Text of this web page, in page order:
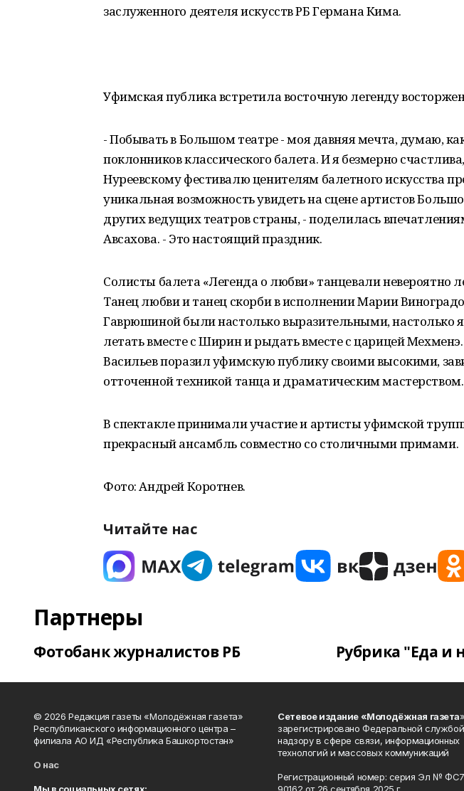
заслуженного деятеля искусств РБ Германа Кима.
Уфимская публика встретила восточную легенду
- Побывать в Большом театре - моя давняя мечта, думаю,
поклонников классического балета. И я безмерно
Нуреевскому фестивалю ценителям балетного искусства
уникальная возможность увидеть на сцене артистов
других ведущих театров страны, - поделилась
Авсахова. - Это настоящий праздник.
Солисты балета «Легенда о любви» танцевали невероятно
Танец любви и танец скорби в исполнении Марии
Гаврюшиной были настолько выразительными, настолько
летать вместе с Ширин и рыдать вместе с царицей
Васильев поразил уфимскую публику своими высокими,
отточенной техникой танца и драматическим мастерством.
В спектакле принимали участие и артисты уфимской
прекрасный ансамбль совместно со столичными примами.
Фото: Андрей Коротнев.
Читайте нас
Партнеры
Фотобанк журналистов РБ Рубрика "Еда и
© 2026 Редакция газеты «Молодёжная газета»
Республиканского информационного центра –
филиала АО ИД «Республика Башкортостан»
О нас
Сетевое издание «Молодёжная газета»
зарегистрировано Федеральной
надзору в сфере связи, информационных
технологий и массовых коммуникаций
Регистрационный номер: серия Эл №